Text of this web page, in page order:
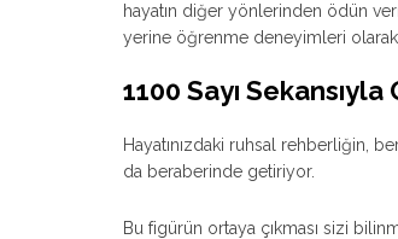
hayatın diğer yönlerinden ödün
yerine öğrenme deneyimleri olarak
1100 Sayı
Hayatınızdaki ruhsal rehberliğin,
da beraberinde getiriyor.
Bu figürün ortaya çıkması sizi